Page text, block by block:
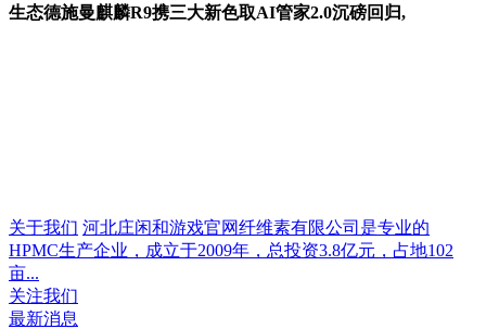
生态德施曼麒麟R9携三大新色取AI管家2.0沉磅回归,
关于我们 河北庄闲和游戏官网纤维素有限公司是专业的
HPMC生产企业，成立于2009年，总投资3.8亿元，占地102
亩...
关注我们
最新消息